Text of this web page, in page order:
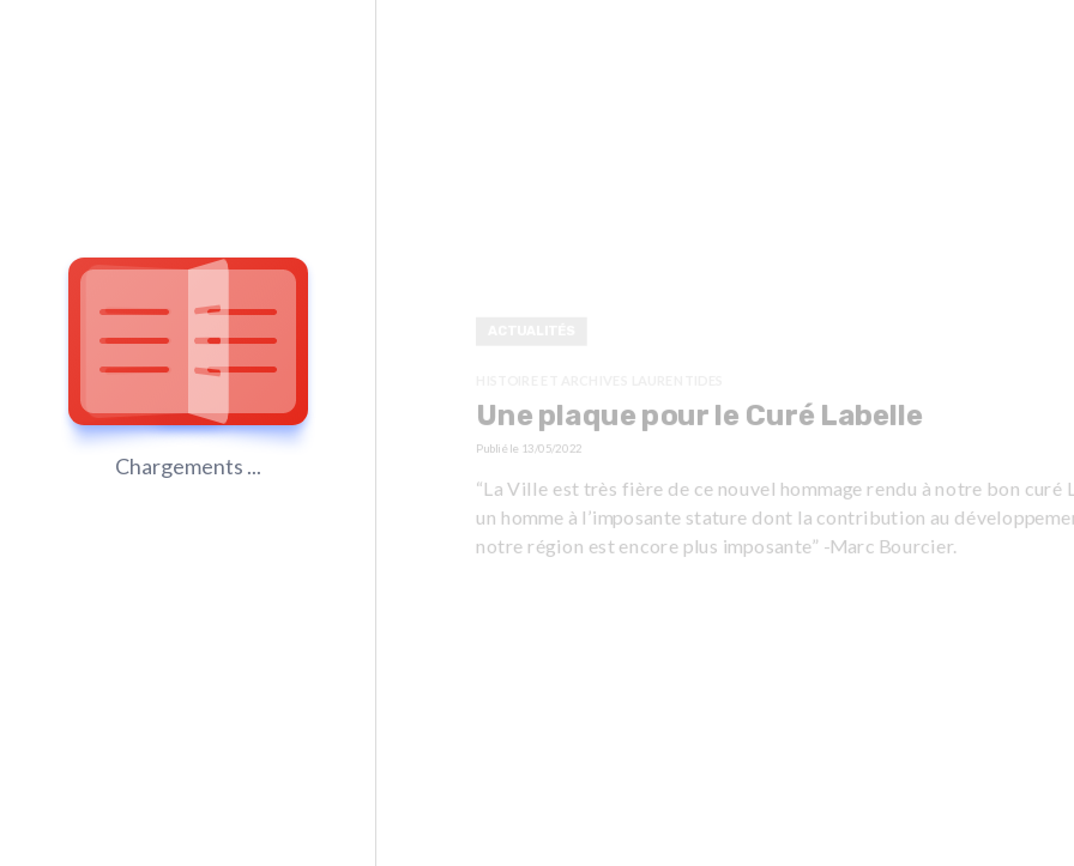
Chargements ...
Une plaque pour le Curé Labelle
Publié le 13/05/2022
“La Ville est très fière de ce nouvel hommage rendu à notre bon curé
un homme à l’imposante stature dont la contribution au
notre région est encore plus imposante” -Marc Bourcier.